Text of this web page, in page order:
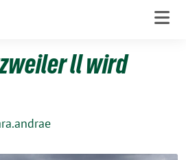
ll wird